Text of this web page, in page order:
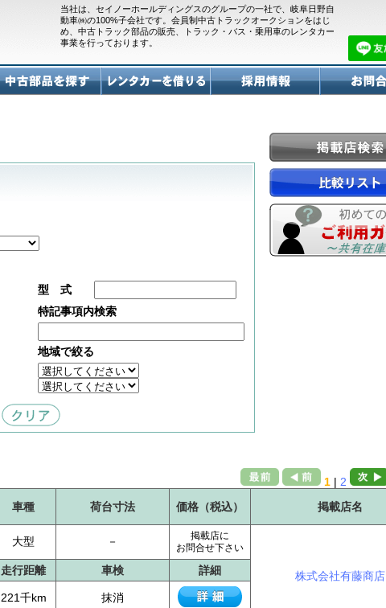
当社は、セイノーホールディングスのグループの一社で、岐阜日野自
動車㈱の100%子会社です。会員制中古トラックオークションをはじ
め、中古トラック部品の販売、トラック・バス・乗用車のレンタカー
事業を行っております。
型 式
特記事項内検索
地域で絞る
1 | 2
車種 荷台寸法 価格（税込） 掲載店名
大型 －
掲載店に
お問合せ下さい
株式会社有藤商店
走行距離 車検 詳細
221千km 抹消